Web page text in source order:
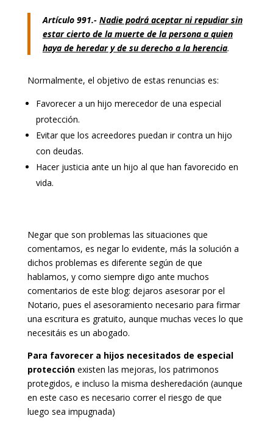
Artículo 991.- Nadie podrá aceptar ni repudiar sin
estar cierto de la muerte de la persona a quien
haya de heredar y de su derecho a la herencia.
Normalmente, el objetivo de estas renuncias es:
Favorecer a un hijo merecedor de una especial
protección.
Evitar que los acreedores puedan ir contra un hijo
con deudas.
Hacer justicia ante un hijo al que han favorecido en
vida.
Negar que son problemas las situaciones que
comentamos, es negar lo evidente, más la solución a
dichos problemas es diferente según de que
hablamos, y como siempre digo ante muchos
comentarios de este blog: dejaros asesorar por el
Notario, pues el asesoramiento necesario para firmar
una escritura es gratuito, aunque muchas veces lo que
necesitáis es un abogado.
Para favorecer a hijos necesitados de especial
protecciónexisten las mejoras, los patrimonos
protegidos, e incluso la misma desheredación (aunque
en este caso es necesario correr el riesgo de que
luego sea impugnada)